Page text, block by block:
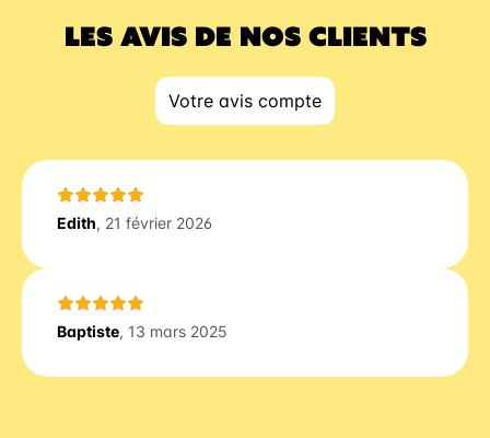
LES AVIS DE NOS CLIENTS
Votre avis compte
Edith, 21 février 2026
Baptiste, 13 mars 2025